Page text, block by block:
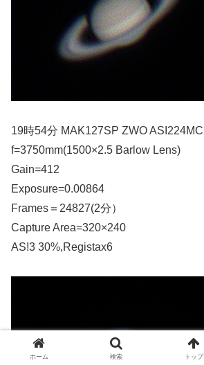
19時54分 MAK127SP ZWO ASI224MC
f=3750mm(1500×2.5 Barlow Lens)
Gain=412
Exposure=0.00864
Frames＝24827(2分）
Capture Area=320×240
AS!3 30%,Registax6
ホーム 検索 トップ